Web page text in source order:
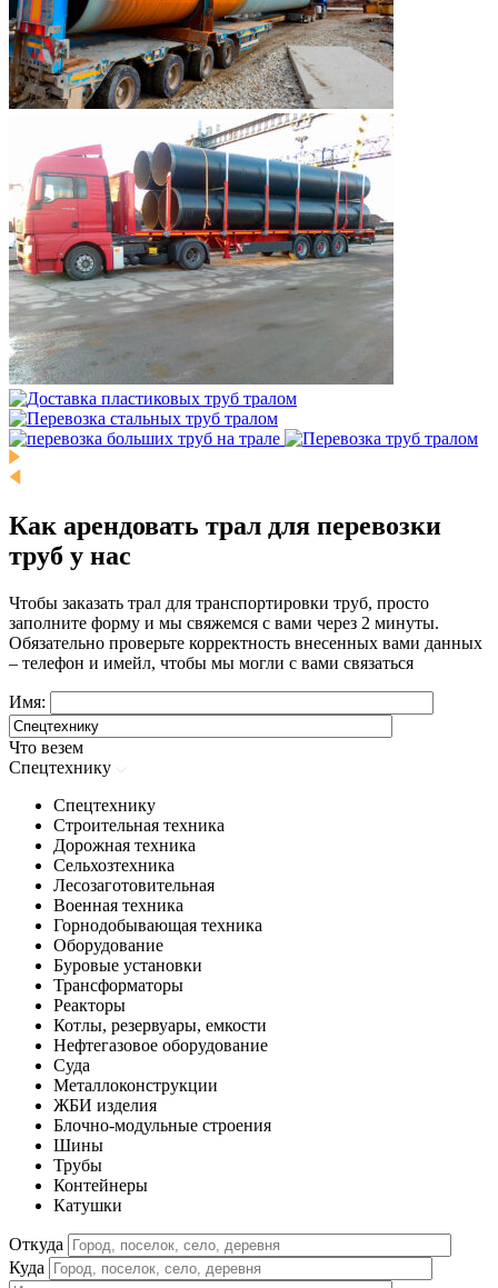
Как арендовать трал для перевозки
труб у нас
Чтобы заказать трал для транспортировки труб, просто
заполните форму и мы свяжемся с вами через 2 минуты.
Обязательно проверьте корректность внесенных вами данных
– телефон и имейл, чтобы мы могли с вами связаться
Имя:
Что везем
Спецтехнику
Спецтехнику
Строительная техника
Дорожная техника
Сельхозтехника
Лесозаготовительная
Военная техника
Горнодобывающая техника
Оборудование
Буровые установки
Трансформаторы
Реакторы
Котлы, резервуары, емкости
Нефтегазовое оборудование
Cуда
Металлоконструкции
ЖБИ изделия
Блочно-модульные строения
Шины
Трубы
Контейнеры
Катушки
Откуда
Куда